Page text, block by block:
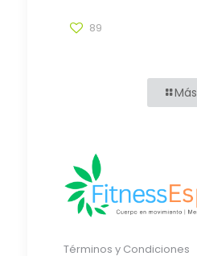
89
Más
Términos y Condiciones